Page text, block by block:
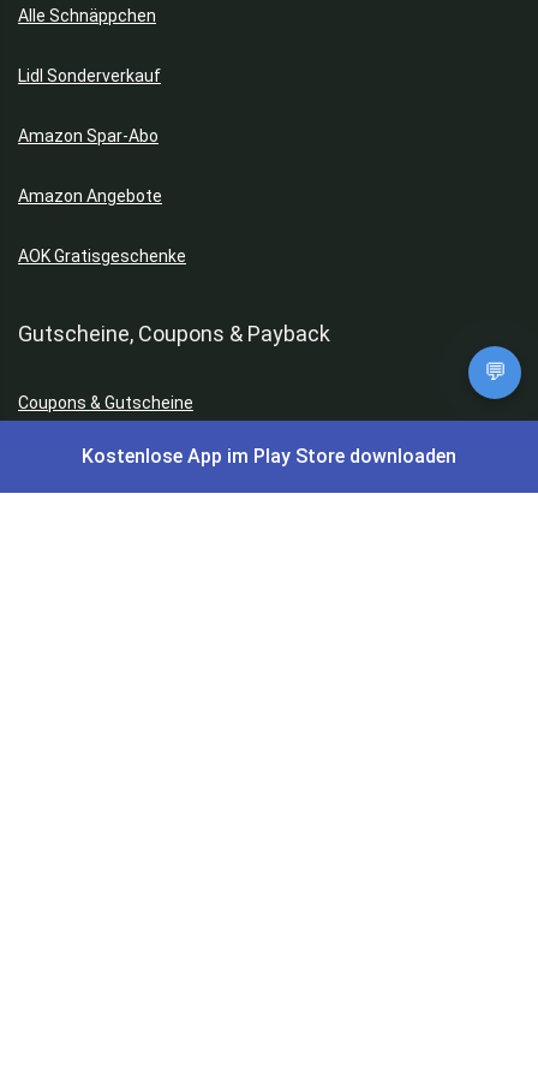
Alle Schnäppchen
Lidl Sonderverkauf
Amazon Spar-Abo
Amazon Angebote
AOK Gratisgeschenke
Gutscheine, Coupons & Payback
Coupons & Gutscheine
DM Payback Coupons
💬
Kostenlose App im Play Store downloaden